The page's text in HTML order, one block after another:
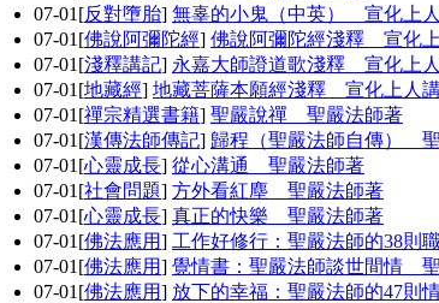
07-01 [反對墮胎] 無辜的小鬼（中英） 宣化上
07-01 [佛說阿彌陀經] 佛說阿彌陀經淺釋 宣化
07-01 [淺釋講記] 永嘉大師證道歌淺釋 宣化上
07-01 [地藏經] 地藏菩薩本願經淺釋 宣化上人
07-01 [禪宗精選書籍] 聖嚴說禪 聖嚴法師著
07-01 [漢傳法師傳記] 歸程（聖嚴法師自傳）
07-01 [心靈成長] 從心溝通 聖嚴法師著
07-01 [社會問題] 方外看紅塵 聖嚴法師著
07-01 [心靈成長] 真正的快樂 聖嚴法師著
07-01 [佛法應用] 工作好修行：聖嚴法師的38則
07-01 [佛法應用] 覺情書：聖嚴法師談世間情
07-01 [佛法應用] 放下的幸福：聖嚴法師的47則